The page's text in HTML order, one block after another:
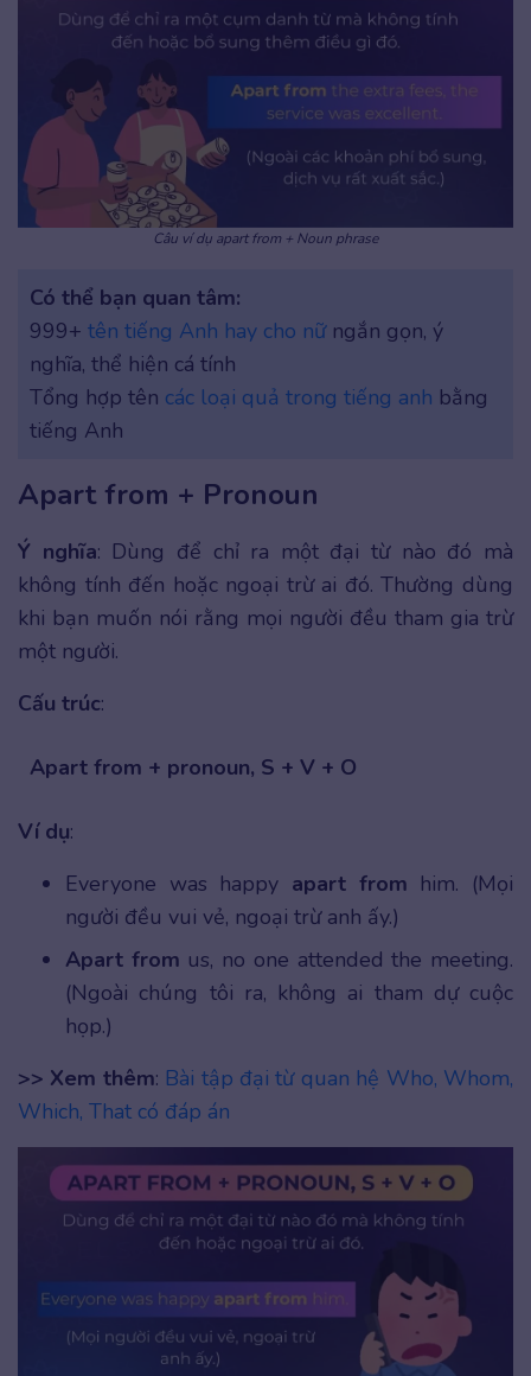
Câu ví dụ apart from + Noun phrase
Có thể bạn quan tâm:
999+ tên tiếng Anh hay cho nữngắn gọn, ý
nghĩa, thể hiện cá tính
Tổng hợp tên các loại quả trong tiếng anh bằng
tiếng Anh
Apart from + Pronoun
Ý nghĩa: Dùng để chỉ ra một đại từ nào đó mà
không tính đến hoặc ngoại trừ ai đó. Thường dùng
khi bạn muốn nói rằng mọi người đều tham gia trừ
một người.
Cấu trúc:
Apart from + pronoun, S + V + O
Ví dụ:
Everyone was happy apart from him. (Mọi
người đều vui vẻ, ngoại trừ anh ấy.)
Apart from us, no one attended the meeting.
(Ngoài chúng tôi ra, không ai tham dự cuộc
họp.)
>> Xem thêm: Bài tập đại từ quan hệ Who, Whom,
Which, That có đáp án